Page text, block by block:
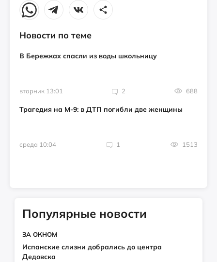
Новости по теме
В Бережках спасли из воды школьницу
вторник 13:01 2 688
Трагедия на М-9: в ДТП погибли две женщины
среда 10:04 1 1513
Популярные новости
ЗА ОКНОМ
Испанские слизни добрались до центра
Дедовска